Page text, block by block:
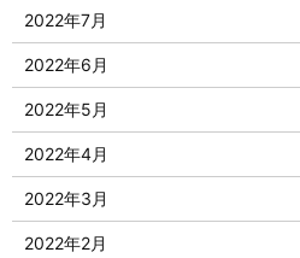
2022年7月
2022年6月
2022年5月
2022年4月
2022年3月
2022年2月